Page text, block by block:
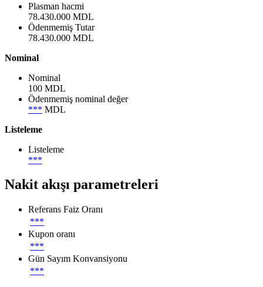
Plasman hacmi
78.430.000 MDL
Ödenmemiş Tutar
78.430.000 MDL
Nominal
Nominal
100 MDL
Ödenmemiş nominal değer
*** MDL
Listeleme
Listeleme
***
Nakit akışı parametreleri
Referans Faiz Oranı
***
Kupon oranı
***
Gün Sayım Konvansiyonu
***